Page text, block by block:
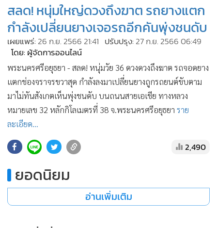
• MGR Live
• Infographic
• การเมือง
ท่องเที่ยว
• กีฬา
• ต่างประเทศ
• Special Scoop
• เศรษฐกิจ-ธุรกิจ
• จีน
• ชุมชน-คุณภาพชีวิต
Motoring
• เกม
• วิทยาศาสตร์
สลด! หนุ่มใหญ่ดวงถึงฆาต รถยางแตก
กำลังเปลี่ยนยางเจอรถอีกคันพุ่งชนดับ
เผยแพร่: 26 ก.ย. 2566 21:41 ปรับปรุง: 27 ก.ย. 2566 06:49
โดย: ผู้จัดการออนไลน์
พระนครศรีอยุธยา - สลด! หนุ่มวัย 36 ดวงดวงถึงฆาต รถจอดยาง
แตกช่องจราจรขวาสุด กำลังลงมาเปลี่ยนยางถูกรถยนต์ขับตาม
มาไม่ทันสังเกตเห็นพุ่งชนดับ บนถนนสายเอเชีย ทางหลวง
หมายเลข 32 หลักกิโลเมตรที่ 38 จ.พระนครศรีอยุธยา ราย
ละเอียด...
2,490
ยอดนิยม
อ่านเพิ่มเติม